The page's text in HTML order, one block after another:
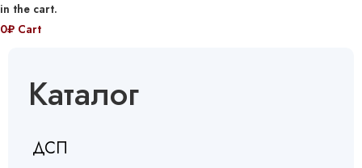
in the cart.
0₽ Cart
Каталог
ДСП